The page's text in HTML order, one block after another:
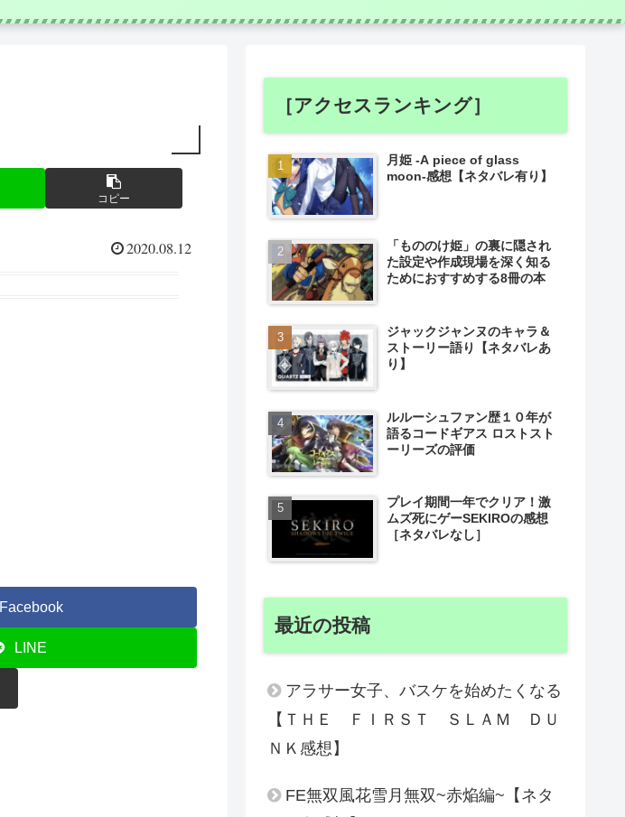
コピー
2020.08.12
Facebook
LINE
［アクセスランキング］
月姫 -A piece of glass
moon-感想【ネタバレ有り】
「もののけ姫」の裏に隠され
た設定や作成現場を深く知る
ためにおすすめする8冊の本
ジャックジャンヌのキャラ＆
ストーリー語り【ネタバレあ
り】
ルルーシュファン歴１０年が
語るコードギアス ロストスト
ーリーズの評価
プレイ期間一年でクリア！激
ムズ死にゲーSEKIROの感想
［ネタバレなし］
最近の投稿
アラサー女子、バスケを始めたくなる
【ＴＨＥ ＦＩＲＳＴ ＳＬＡＭ ＤＵ
ＮＫ感想】
FE無双風花雪月無双~赤焔編~【ネタ